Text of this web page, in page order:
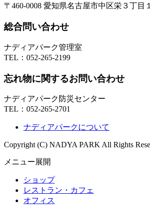
〒460-0008 愛知県名古屋市中区栄３丁目
総合問い合わせ
ナディアパーク管理室
TEL： 052-265-2199
忘れ物に関するお問い合わせ
ナディアパーク防災センター
TEL： 052-265-2701
ナディアパークについて
Copyright (C) NADYA PARK All Rights
メニュー展開
ショップ
レストラン・カフェ
オフィス